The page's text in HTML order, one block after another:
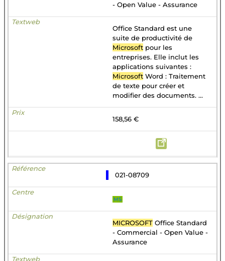
- Open Value - Assurance
Office Standard est une
suite de productivité de
Microsoft pour les
entreprises. Elle inclut les
applications suivantes :
Microsoft Word : Traitement
de texte pour créer et
modifier des documents. ...
158,56 €
021-08709
MS
MICROSOFT Office Standard
- Commercial - Open Value -
Assurance